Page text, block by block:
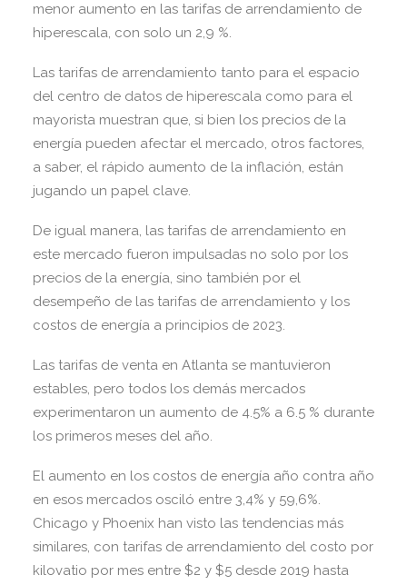
menor aumento en las tarifas de arrendamiento de
hiperescala, con solo un 2,9 %.
Las tarifas de arrendamiento tanto para el espacio
del centro de datos de hiperescala como para el
mayorista muestran que, si bien los precios de la
energía pueden afectar el mercado, otros factores,
a saber, el rápido aumento de la inflación, están
jugando un papel clave.
De igual manera, las tarifas de arrendamiento en
este mercado fueron impulsadas no solo por los
precios de la energía, sino también por el
desempeño de las tarifas de arrendamiento y los
costos de energía a principios de 2023.
Las tarifas de venta en Atlanta se mantuvieron
estables, pero todos los demás mercados
experimentaron un aumento de 4.5% a 6.5 % durante
los primeros meses del año.
El aumento en los costos de energía año contra año
en esos mercados osciló entre 3,4% y 59,6%.
Chicago y Phoenix han visto las tendencias más
similares, con tarifas de arrendamiento del costo por
kilovatio por mes entre $2 y $5 desde 2019 hasta